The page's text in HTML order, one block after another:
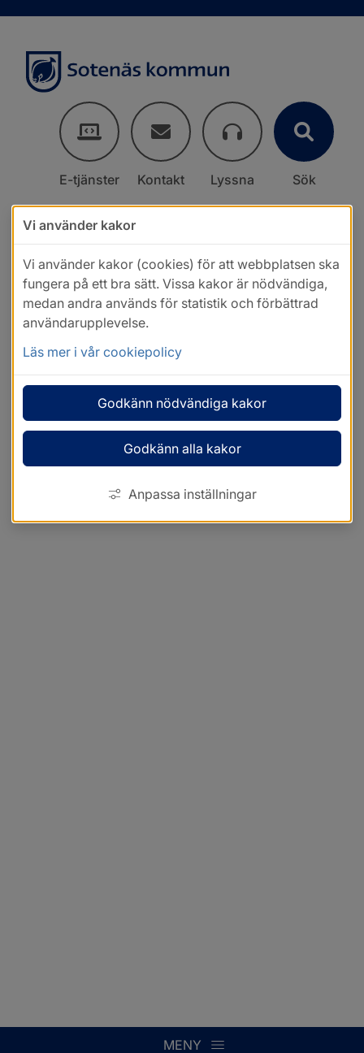
E-tjänster Kontakt Lyssna Sök
MENY
Vi använder kakor
Vi använder kakor (cookies) för att webbplatsen ska
fungera på ett bra sätt. Vissa kakor är nödvändiga,
medan andra används för statistik och förbättrad
användarupplevelse.
Läs mer i vår cookiepolicy
Godkänn nödvändiga kakor
Godkänn alla kakor
Anpassa inställningar